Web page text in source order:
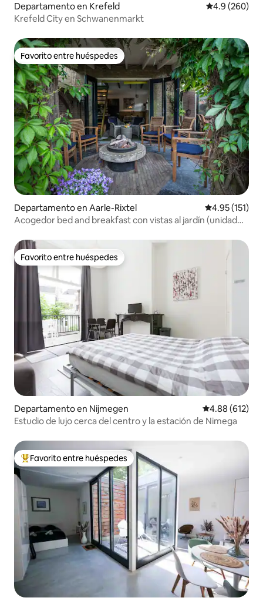
Departamento en Krefeld Calificación
4.9 (260)
Krefeld City en Schwanenmarkt
Favorito entre huéspedes
Favorito entre huéspedes
Departamento en Aarle-Rixtel Calificación
4.95 (151)
Acogedor bed and breakfast con vistas al jardín (unidad
Favorito entre huéspedes
Favorito entre huéspedes
Departamento en Nijmegen Calificación
4.88 (612)
Estudio de lujo cerca del centro y la estación de Nimega
De los mejores en Favorito entre huéspedes
Favorito entre huéspedes